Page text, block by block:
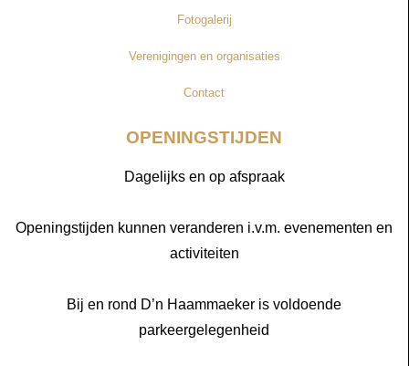
Fotogalerij
Verenigingen en organisaties
Contact
OPENINGSTIJDEN
Dagelijks en op afspraak
Openingstijden kunnen veranderen i.v.m. evenementen en
activiteiten
Bij en rond D’n Haammaeker is voldoende
parkeergelegenheid